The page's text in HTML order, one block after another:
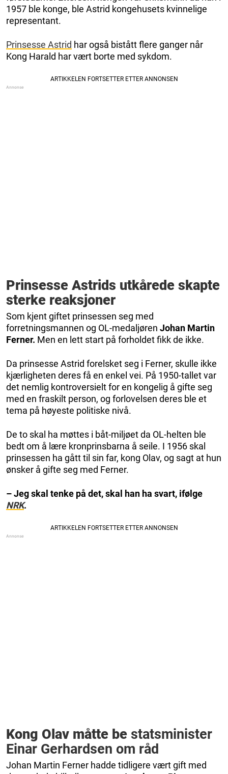
1957 ble konge, ble Astrid kongehusets kvinnelige
representant.
Prinsesse Astrid har også bistått flere ganger når
Kong Harald har vært borte med sykdom.
Prinsesse Astrids utkårede skapte
sterke reaksjoner
Som kjent giftet prinsessen seg med
forretningsmannen og OL-medaljøren Johan Martin
Ferner. Men en lett start på forholdet fikk de ikke.
Da prinsesse Astrid forelsket seg i Ferner, skulle ikke
kjærligheten deres få en enkel vei. På 1950-tallet var
det nemlig kontroversielt for en kongelig å gifte seg
med en fraskilt person, og forlovelsen deres ble et
tema på høyeste politiske nivå.
De to skal ha møttes i båt-miljøet da OL-helten ble
bedt om å lære kronprinsbarna å seile. I 1956 skal
prinsessen ha gått til sin far, kong Olav, og sagt at hun
ønsker å gifte seg med Ferner.
– Jeg skal tenke på det, skal han ha svart, ifølge
NRK.
Kong Olav måtte be statsminister
Einar Gerhardsen om råd
Johan Martin Ferner hadde tidligere vært gift med